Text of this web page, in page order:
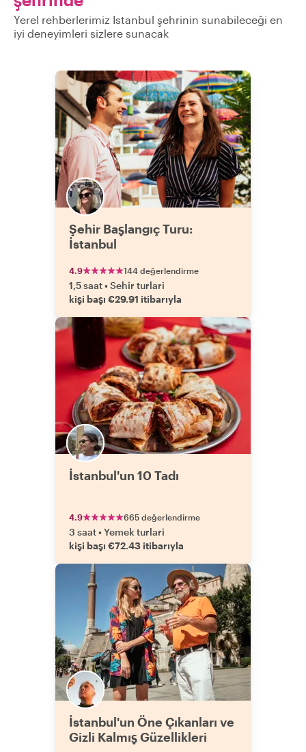
Yerel rehberlerimiz Istanbul şehrinin sunabileceği en
iyi deneyimleri sizlere sunacak
Şehir Başlangıç Turu:
İstanbul
4.9 144 değerlendirme
1,5 saat•Sehir turlari
kişi başı €29.91 itibarıyla
İstanbul'un 10 Tadı
4.9 665 değerlendirme
3 saat•Yemek turlari
kişi başı €72.43 itibarıyla
İstanbul'un Öne Çıkanları ve
Gizli Kalmış Güzellikleri